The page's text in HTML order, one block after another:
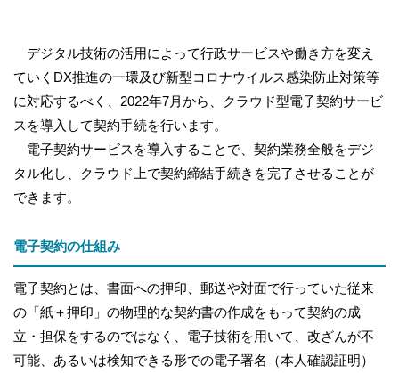
デジタル技術の活用によって行政サービスや働き方を変え
ていくDX推進の一環及び新型コロナウイルス感染防止対策等
に対応するべく、2022年7月から、クラウド型電子契約サービ
スを導入して契約手続を行います。
電子契約サービスを導入することで、契約業務全般をデジ
タル化し、クラウド上で契約締結手続きを完了させることが
できます。
電子契約の仕組み
電子契約とは、書面への押印、郵送や対面で行っていた従来
の「紙＋押印」の物理的な契約書の作成をもって契約の成
立・担保をするのではなく、電子技術を用いて、改ざんが不
可能、あるいは検知できる形での電子署名（本人確認証明）